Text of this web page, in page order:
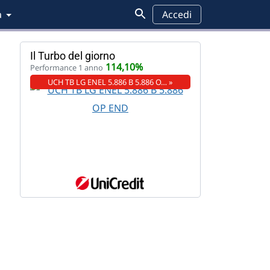
Accedi
Il Turbo del giorno
Performance 1 anno 114,10%
UCH TB LG ENEL 5.886 B 5.886 O… »